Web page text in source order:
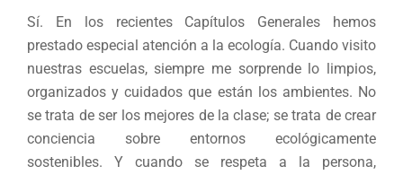
Sí. En los recientes Capítulos Generales hemos
prestado especial atención a la ecología. Cuando visito
nuestras escuelas, siempre me sorprende lo limpios,
organizados y cuidados que están los ambientes. No
se trata de ser los mejores de la clase; se trata de crear
conciencia sobre entornos ecológicamente
sostenibles. Y cuando se respeta a la persona,